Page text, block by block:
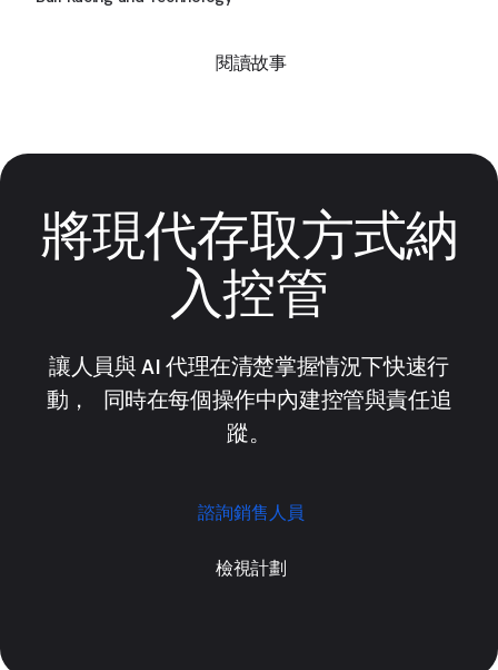
閱讀故事
將現代存取方式納
入控管
讓人員與 AI 代理在清楚掌握情況下快速行
動， 同時在每個操作中內建控管與責任追
蹤。
諮詢銷售人員
檢視計劃